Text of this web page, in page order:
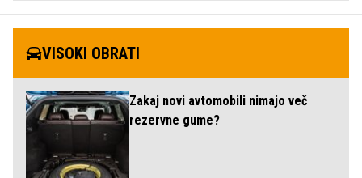
VISOKI OBRATI
Zakaj novi avtomobili nimajo več
rezervne gume?